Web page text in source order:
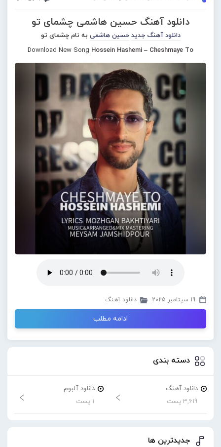
دانلود آهنگ حسین هاشمی چشمای تو
دانلود آهنگ جدید حسین هاشمی به نام چشمای تو
Download New Song Hossein Hashemi – Cheshmaye To
19 سپتامبر 2025 دانلود آهنگ
ادامه مطلب
دسته بندی
دانلود آهنگ
3,619 پست
دانلود آلبوم
1 پست
جدیدترین ها